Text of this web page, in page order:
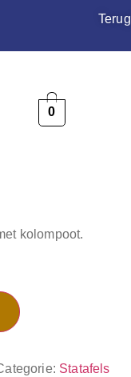
0
kolompoot.
Statafels